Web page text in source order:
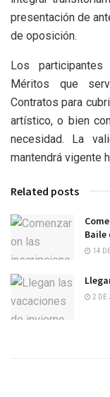
presentación de
de oposición.
Los
Méritos que
Contratos para
artístico, o bien
necesidad. La
mantendrá vigente
Related posts
Baile
14
2 DE